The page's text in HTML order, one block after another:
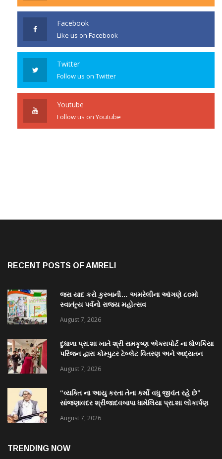
Facebook
Like us on Facebook
Twitter
Follow us on Twitter
Youtube
Follow us on Youtube
RECENT POSTS OF AMRELI
જરા યાદ કરો કુરબાની… અમરેલીના આંગણે ૮૦મો
સ્વાતંત્ર્ય પર્વનો રાજ્ય મહોત્સવ
August 7, 2026
દુધાળા પ્રા.શા ખાતે શ્રી રામકૃષ્ણ એક્સપોર્ટ ના ધોળકિયા
પરિજન દ્વારા કોમ્પુટર ટેબ્લેટ વિતરણ અને અદ્યતન
August 7, 2026
“વ્યક્તિ ના આયુ કરતા તેના કર્મો વધુ જીવંત રહે છે”
સાંજણાવદર શ્રીજાદવબાપા ધામેલિયા પ્રા.શા લોકાર્પણ
August 7, 2026
TRENDING NOW